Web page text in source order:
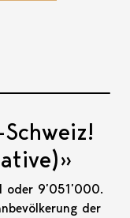
oder 9’051’000.
der